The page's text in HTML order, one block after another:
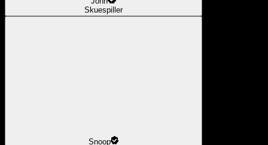
Skuespiller
Snoop